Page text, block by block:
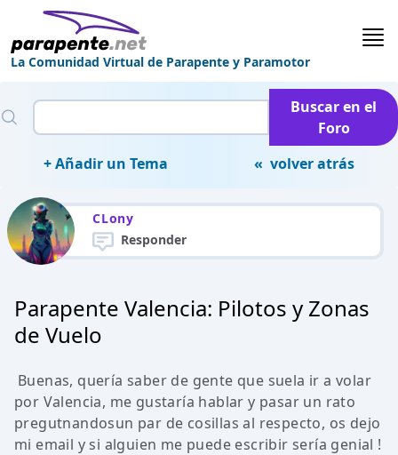
La Comunidad Virtual de Parapente y Paramotor
Buscar en el
Foro
+ Añadir un Tema
« volver atrás
CLony
Responder
Parapente Valencia: Pilotos y Zonas
de Vuelo
Buenas, quería saber de gente que suela ir a volar
por Valencia, me gustaría hablar y pasar un rato
pregutnandosun par de cosillas al respecto, os dejo
mi email y si alguien me puede escribir sería genial !